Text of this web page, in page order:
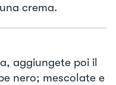
crema.
aggiungete poi il
nero; mescolate e